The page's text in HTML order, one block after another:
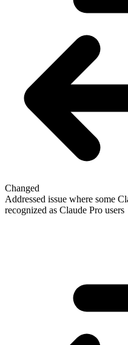
Changed
Addressed issue where some
recognized as Claude Pro users